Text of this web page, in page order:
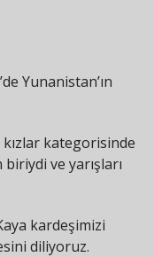
Yunanistan’ın
kızlar kategorisinde
ve yarışları
kardeşimizi
diliyoruz.